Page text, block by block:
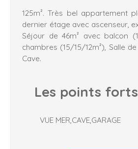
125m². Très bel appartement
dernier étage avec ascenseur,
Séjour de 46m² avec balcon
chambres (15/15/12m²), Salle
Cave.
Les points forts
VUE MER,CAVE,GARAGE